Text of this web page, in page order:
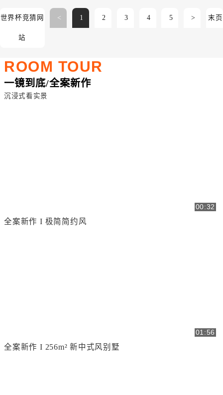
世界杯竞猜网
站
< 1 2 3 4 5 > 末页
ROOM TOUR
一镜到底/全案新作
沉浸式看实景
00:32
全案新作 I 极简简约风
01:56
全案新作 I 256m² 新中式风别墅